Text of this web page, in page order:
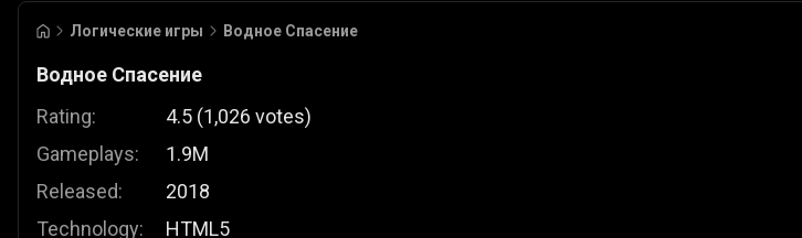
Логические игры Водное Спасение
Водное Спасение
Rating:
Gameplays:
Released:
Technology:
4.5 (1,026 votes)
1.9M
2018
HTML5